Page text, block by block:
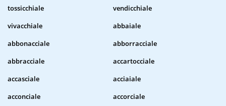
tossicchiale
vendicchiale
vivacchiale
abbaiale
abbonacciale
abborracciale
abbracciale
accartocciale
accasciale
acciaiale
acconciale
accorciale